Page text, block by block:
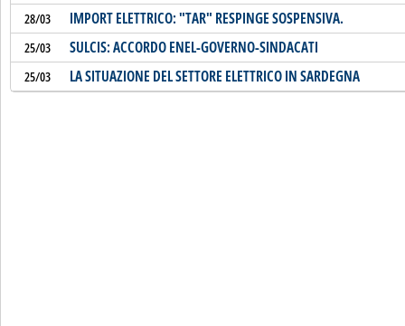
28/03 IMPORT ELETTRICO: "TAR" RESPINGE SOSPENSIVA.
25/03 SULCIS: ACCORDO ENEL-GOVERNO-SINDACATI
25/03 LA SITUAZIONE DEL SETTORE ELETTRICO IN SARDEGNA